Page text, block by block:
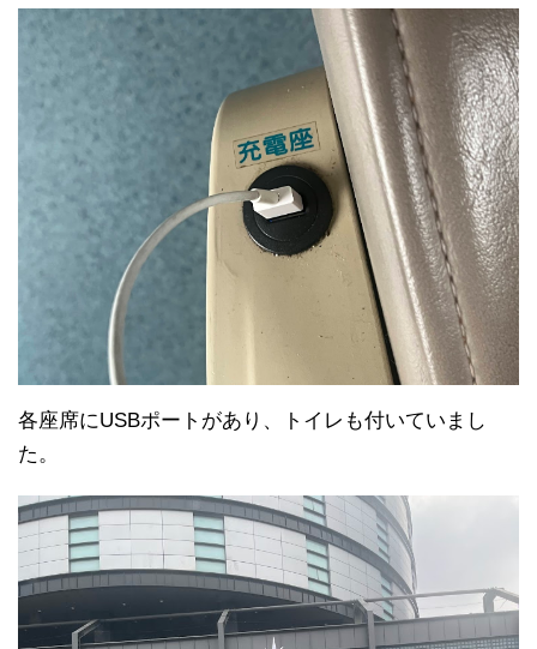
各座席にUSBポートがあり、トイレも付いていまし
た。